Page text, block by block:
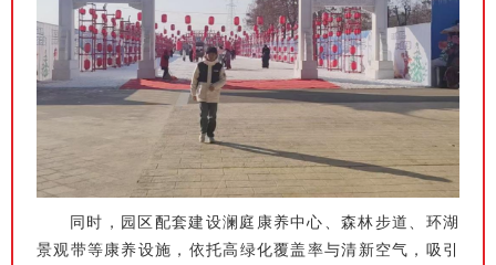
同时，园区配套建设澜庭康养中心、森林步道、环湖
景观带等康养设施，依托高绿化覆盖率与清新空气，吸引